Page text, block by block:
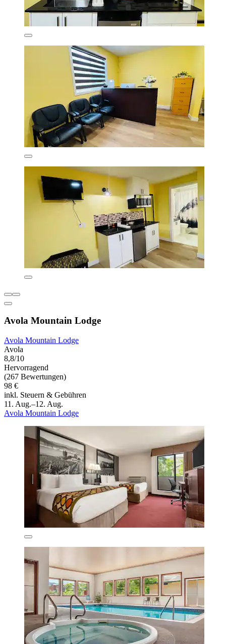
Avola Mountain Lodge
Avola Mountain Lodge
Avola
8,8/10
Hervorragend
(267 Bewertungen)
98 €
inkl. Steuern & Gebühren
11. Aug.–12. Aug.
Avola Mountain Lodge